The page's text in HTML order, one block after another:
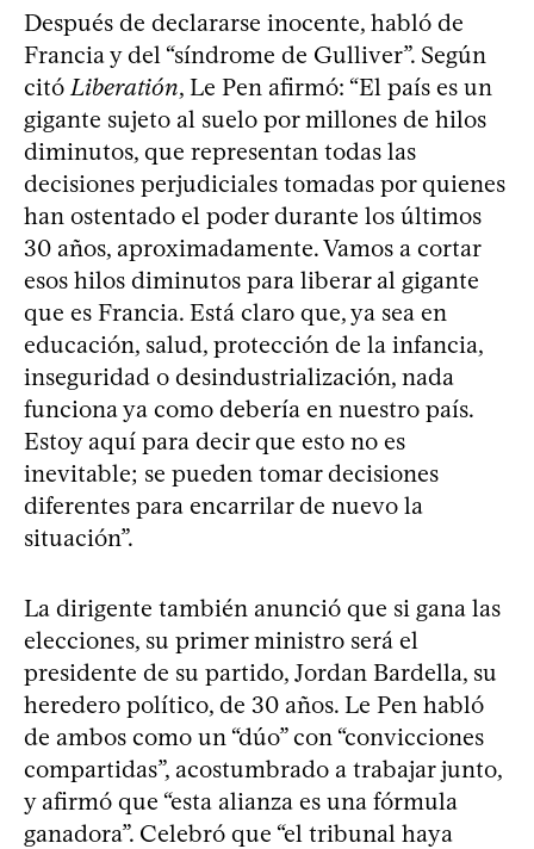
Después de declararse inocente, habló de
Francia y del “síndrome de Gulliver”. Según
citó Liberatión, Le Pen afirmó: “El país es un
gigante sujeto al suelo por millones de hilos
diminutos, que representan todas las
decisiones perjudiciales tomadas por quienes
han ostentado el poder durante los últimos
30 años, aproximadamente. Vamos a cortar
esos hilos diminutos para liberar al gigante
que es Francia. Está claro que, ya sea en
educación, salud, protección de la infancia,
inseguridad o desindustrialización, nada
funciona ya como debería en nuestro país.
Estoy aquí para decir que esto no es
inevitable; se pueden tomar decisiones
diferentes para encarrilar de nuevo la
situación”.
La dirigente también anunció que si gana las
elecciones, su primer ministro será el
presidente de su partido, Jordan Bardella, su
heredero político, de 30 años. Le Pen habló
de ambos como un “dúo” con “convicciones
compartidas”, acostumbrado a trabajar junto,
y afirmó que “esta alianza es una fórmula
ganadora”. Celebró que “el tribunal haya